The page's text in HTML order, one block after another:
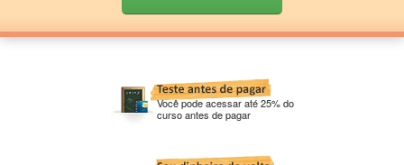
Você pode acessar até 25% do
curso antes de pagar